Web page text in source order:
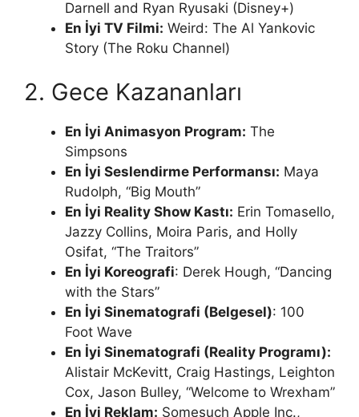
Darnell and Ryan Ryusaki (Disney+)
En İyi TV Filmi: Weird: The Al Yankovic
Story (The Roku Channel)
2. Gece Kazananları
En İyi Animasyon Program: The
Simpsons
En İyi Seslendirme Performansı: Maya
Rudolph, “Big Mouth”
En İyi Reality Show Kastı: Erin Tomasello,
Jazzy Collins, Moira Paris, and Holly
Osifat, “The Traitors”
En İyi Koreografi: Derek Hough, “Dancing
with the Stars”
En İyi Sinematografi (Belgesel): 100
Foot Wave
En İyi Sinematografi (Reality Programı):
Alistair McKevitt, Craig Hastings, Leighton
Cox, Jason Bulley, “Welcome to Wrexham”
En İyi Reklam: Somesuch Apple Inc.,